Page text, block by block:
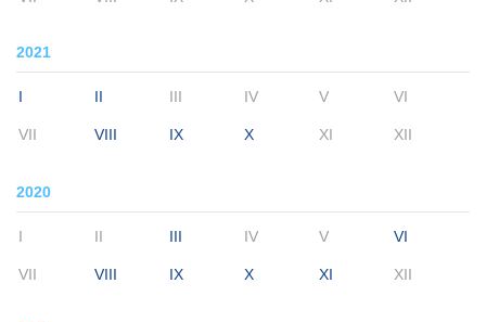
2021
I II III IV V VI
VII VIII IX X XI XII
2020
I II III IV V VI
VII VIII IX X XI XII